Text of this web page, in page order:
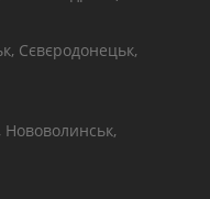
Сєвєродонецьк,